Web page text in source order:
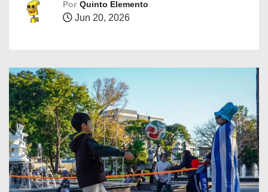
Por Quinto Elemento
Jun 20, 2026